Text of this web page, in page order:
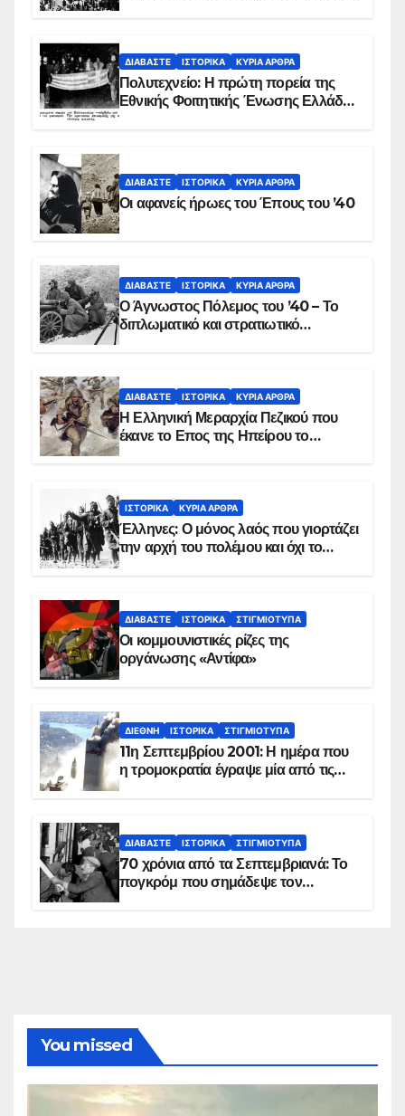
ΔΙΑΒΆΣΤΕ ΙΣΤΟΡΙΚΆ ΚΥΡΙΑ ΑΡΘΡΑ
Πολυτεχνείο: Η πρώτη πορεία της
Εθνικής Φοιτητικής Ένωσης Ελλάδος
ΔΙΑΒΆΣΤΕ ΙΣΤΟΡΙΚΆ ΚΥΡΙΑ ΑΡΘΡΑ
Οι αφανείς ήρωες του Έπους του ’40
ΔΙΑΒΆΣΤΕ ΙΣΤΟΡΙΚΆ ΚΥΡΙΑ ΑΡΘΡΑ
Ο Άγνωστος Πόλεμος του ’40 – Το
διπλωματικό και στρατιωτικό
ΔΙΑΒΆΣΤΕ ΙΣΤΟΡΙΚΆ ΚΥΡΙΑ ΑΡΘΡΑ
Η Ελληνική Μεραρχία Πεζικού που
έκανε το Επος της Ηπείρου το
ΙΣΤΟΡΙΚΆ ΚΥΡΙΑ ΑΡΘΡΑ
Έλληνες: Ο μόνος λαός που γιορτάζει
την αρχή του πολέμου και όχι το
ΔΙΑΒΆΣΤΕ ΙΣΤΟΡΙΚΆ ΣΤΙΓΜΙΌΤΥΠΑ
Οι κομμουνιστικές ρίζες της
οργάνωσης «Αντίφα»
ΔΙΕΘΝΉ ΙΣΤΟΡΙΚΆ ΣΤΙΓΜΙΌΤΥΠΑ
11η Σεπτεμβρίου 2001: Η ημέρα που
η τρομοκρατία έγραψε μία από τις
ΔΙΑΒΆΣΤΕ ΙΣΤΟΡΙΚΆ ΣΤΙΓΜΙΌΤΥΠΑ
70 χρόνια από τα Σεπτεμβριανά: Το
πογκρόμ που σημάδεψε τον
You missed